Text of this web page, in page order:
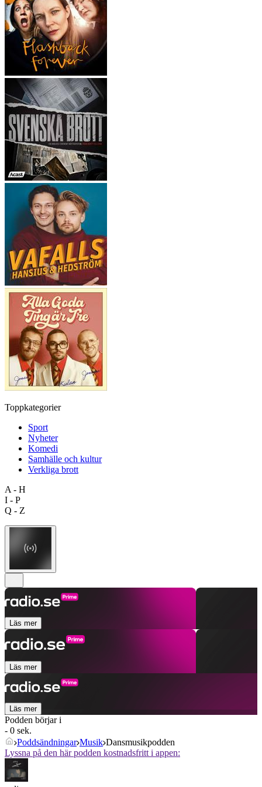
Toppkategorier
Sport
Nyheter
Komedi
Samhälle och kultur
Verkliga brott
A - H
I - P
Q - Z
Läs mer
Läs mer
Läs mer
Podden börjar i
- 0 sek.
Poddsändningar Musik Dansmusikpodden
Lyssna på den här podden kostnadsfritt i appen: